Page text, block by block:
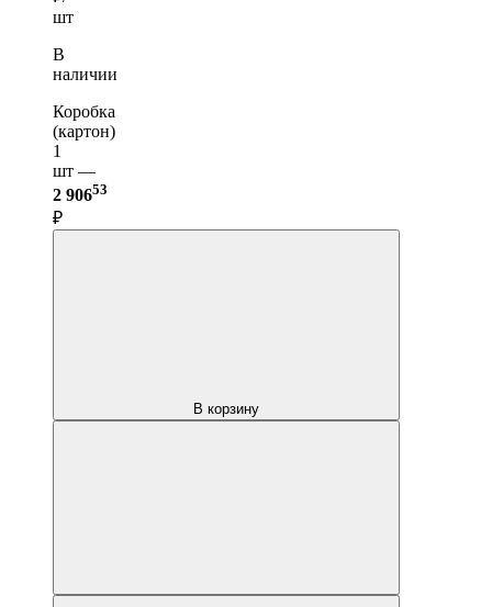
шт
В
наличии
Коробка
(картон)
1
шт —
2 90653
₽
В корзину